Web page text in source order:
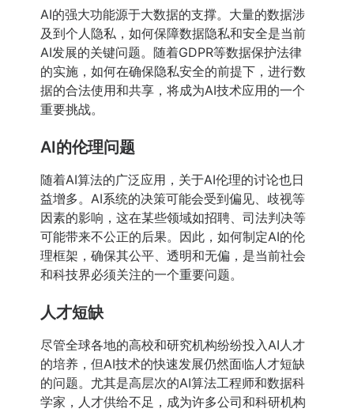
AI的强大功能源于大数据的支撑。大量的数据涉
及到个人隐私，如何保障数据隐私和安全是当前
AI发展的关键问题。随着GDPR等数据保护法律
的实施，如何在确保隐私安全的前提下，进行数
据的合法使用和共享，将成为AI技术应用的一个
重要挑战。
AI的伦理问题
随着AI算法的广泛应用，关于AI伦理的讨论也日
益增多。AI系统的决策可能会受到偏见、歧视等
因素的影响，这在某些领域如招聘、司法判决等
可能带来不公正的后果。因此，如何制定AI的伦
理框架，确保其公平、透明和无偏，是当前社会
和科技界必须关注的一个重要问题。
人才短缺
尽管全球各地的高校和研究机构纷纷投入AI人才
的培养，但AI技术的快速发展仍然面临人才短缺
的问题。尤其是高层次的AI算法工程师和数据科
学家，人才供给不足，成为许多公司和科研机构